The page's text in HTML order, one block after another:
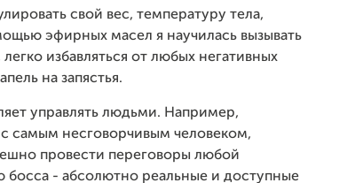
свой вес, температуру тела,
эфирных масел я научилась вызывать
избавляться от любых негативных
на запястья.
управлять людьми. Например,
самым несговорчивым человеком,
провести переговоры любой
босса - абсолютно реальные и доступные